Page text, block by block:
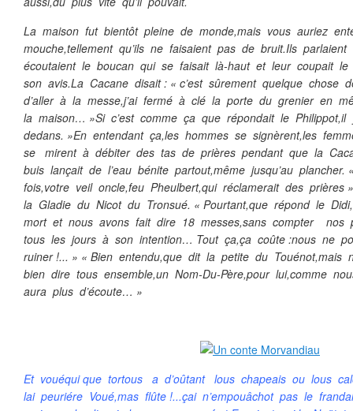
La maison fut bientôt pleine de monde,mais vous auriez
mouche,tellement qu’ils ne faisaient pas de bruit.Ils
écoutaient le boucan qui se faisait là-haut et leur coupait le
son avis.La Cacane disait : « c’est sûrement quelque chose
d’aller à la messe,j’ai fermé à clé la porte du grenier en
la maison… »Si c’est comme ça que répondait le
dedans. »En entendant ça,les hommes se signèrent,les
se mirent à débiter des tas de prières pendant que la
buis lançait de l’eau bénite partout,même jusqu’au
fois,votre veil oncle,feu Pheulbert,qui réclamerait des
la Gladie du Nicot du Tronsué. « Pourtant,que répond le
mort et nous avons fait dire 18 messes,sans compter nos
tous les jours à son intention… Tout ça,ça coûte :nous ne
ruiner !... » « Bien entendu,que dit la petite du Touénot,mais
bien dire tous ensemble,un Nom-Du-Père,pour lui,comme
aura plus d’écoute… »
Et vouéqui que tortous a d’oûtant lous chapeais ou lous
lai peuriére Voué,mas flûte !...çai n’empouâchot pas le